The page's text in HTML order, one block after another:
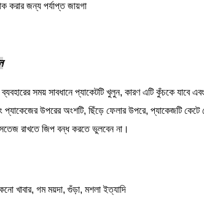
করার জন্য পর্যাপ্ত জায়গা
সময় সাবধানে প্যাকেটটি খুলুন, কারণ এটি কুঁচকে যাবে
প্যাকেজের উপরের অংশটি, ছিঁড়ে ফেলার উপরে, প্যাকেজটি
সতেজ রাখতে জিপ বন্ধ করতে ভুলবেন না।
খাবার, গম ময়দা, গুঁড়া, মশলা ইত্যাদি